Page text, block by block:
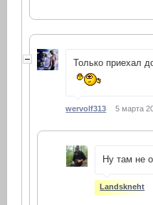
Только приехал
wervolf313 5 марта
Ну там не
Landskneht